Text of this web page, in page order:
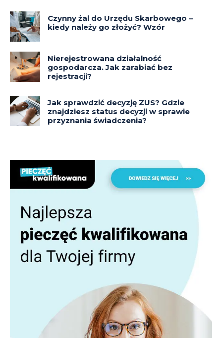
Czynny żal do Urzędu Skarbowego –
kiedy należy go złożyć? Wzór
Nierejestrowana działalność
gospodarcza. Jak zarabiać bez
rejestracji?
Jak sprawdzić decyzję ZUS? Gdzie
znajdziesz status decyzji w sprawie
przyznania świadczenia?